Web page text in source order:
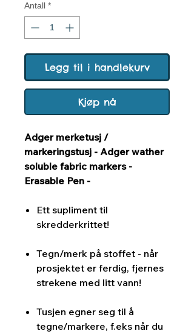
Antall *
Legg til i handlekurv
Kjøp nå
Adger merketusj /
markeringstusj - Adger wather
soluble fabric markers -
Erasable Pen -
Ett supliment til
skredderkrittet!
Tegn/merk på stoffet - når
prosjektet er ferdig, fjernes
strekene med litt vann!
Tusjen egner seg til å
tegne/markere, f.eks når du